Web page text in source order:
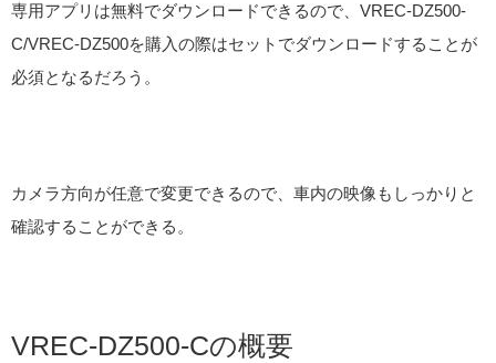
専用アプリは無料でダウンロードできるので、VREC-DZ500-
C/VREC-DZ500を購入の際はセットでダウンロードすることが
必須となるだろう。
カメラ方向が任意で変更できるので、車内の映像もしっかりと
確認することができる。
VREC-DZ500-Cの概要